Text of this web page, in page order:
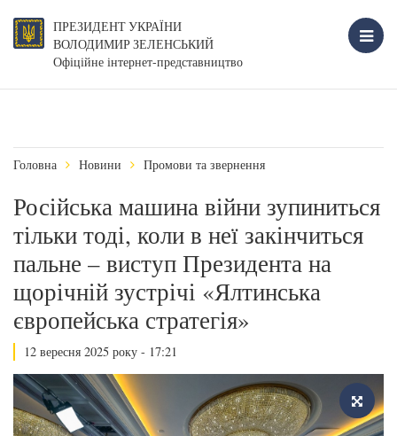
ПРЕЗИДЕНТ УКРАЇНИ
ВОЛОДИМИР ЗЕЛЕНСЬКИЙ
Офіційне інтернет-представництво
Головна Новини Промови та звернення
Російська машина війни зупиниться
тільки тоді, коли в неї закінчиться
пальне – виступ Президента на
щорічній зустрічі «Ялтинська
європейська стратегія»
12 вересня 2025 року - 17:21